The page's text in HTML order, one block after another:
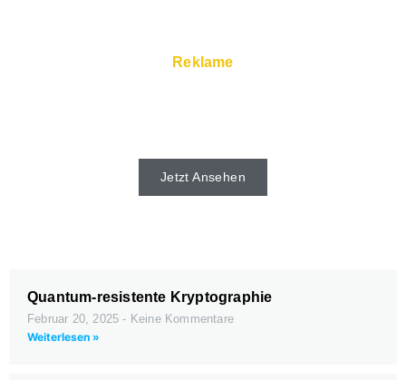
Reklame
Jetzt Ansehen
Quantum-resistente Kryptographie
Februar 20, 2025
Keine Kommentare
Weiterlesen »